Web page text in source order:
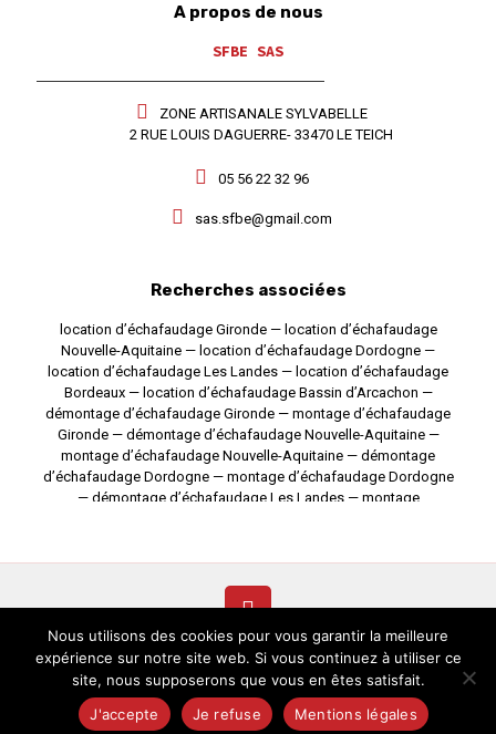
A propos de nous
SFBE SAS
ZONE ARTISANALE SYLVABELLE
2 RUE LOUIS DAGUERRE- 33470 LE TEICH
05 56 22 32 96
sas.sfbe@gmail.com
Recherches associées
location d’échafaudage Gironde— location d’échafaudage
Nouvelle-Aquitaine — location d’échafaudage Dordogne —
location d’échafaudage Les Landes — location d’échafaudage
Bordeaux— location d’échafaudage Bassin d’Arcachon —
démontage d’échafaudage Gironde — montage d’échafaudage
Gironde— démontage d’échafaudage Nouvelle-Aquitaine—
montage d’échafaudage Nouvelle-Aquitaine — démontage
d’échafaudage Dordogne— montage d’échafaudage Dordogne
— démontage d’échafaudage Les Landes— montage
d’échafaudage Bassin d’Arcachon—montage d’échafaudage
Bassin d’Arcachon
© Copyright2026 SFBE SAS. Tous droits réservés - Site réalisé par
Agence de communication Nancy|Mentions
légales
Nous utilisons des cookies pour vous garantir la meilleure
expérience sur notre site web. Si vous continuez à utiliser ce
site, nous supposerons que vous en êtes satisfait.
J'accepte
Je refuse Mentions légales